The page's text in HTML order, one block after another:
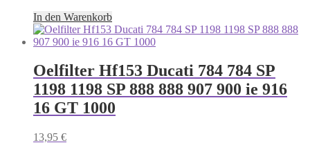
In den Warenkorb
Oelfilter Hf153 Ducati 784 784 SP
1198 1198 SP 888 888 907 900 ie 916
16 GT 1000
13,95 €